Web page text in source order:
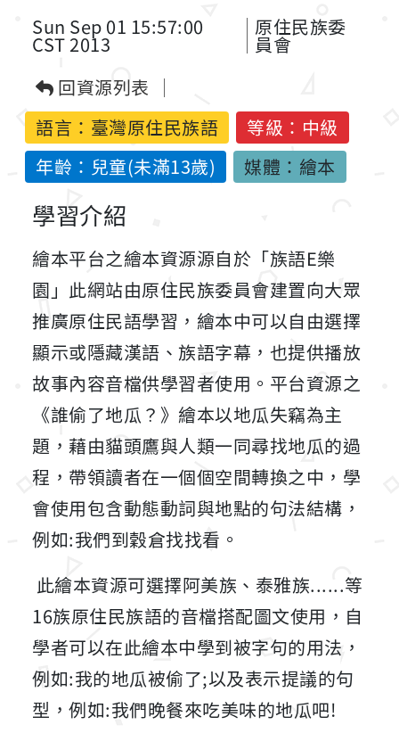
Sun Sep 01 15:57:00
CST 2013
原住民族委
員會
回資源列表
語言： 臺灣原住民族語
等級：中級
年齡：兒童(未滿13歲)
媒體：繪本
學習介紹
繪本平台之繪本資源源自於「族語E樂
園」此網站由原住民族委員會建置向大眾
推廣原住民語學習，繪本中可以自由選擇
顯示或隱藏漢語、族語字幕，也提供播放
故事內容音檔供學習者使用。平台資源之
《誰偷了地瓜？》繪本以地瓜失竊為主
題，藉由貓頭鷹與人類一同尋找地瓜的過
程，帶領讀者在一個個空間轉換之中，學
會使用包含動態動詞與地點的句法結構，
例如:我們到穀倉找找看。
此繪本資源可選擇阿美族、泰雅族......等
16族原住民族語的音檔搭配圖文使用，自
學者可以在此繪本中學到被字句的用法，
例如:我的地瓜被偷了;以及表示提議的句
型，例如:我們晚餐來吃美味的地瓜吧!